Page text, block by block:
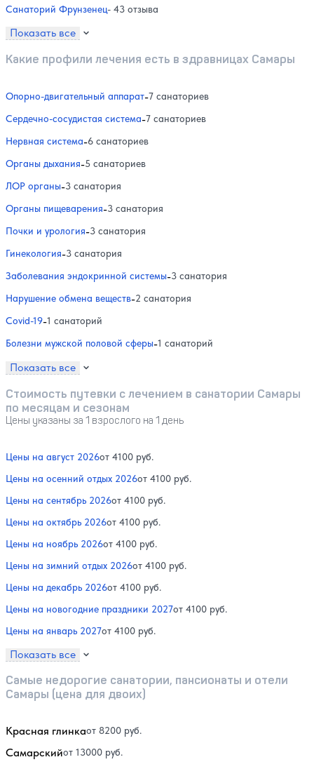
Санаторий Фрунзенец- 43 отзыва
Показать все
Какие профили лечения есть в здравницах Самары
Опорно-двигательный аппарат-7 санаториев
Сердечно-сосудистая система-7 санаториев
Нервная система-6 санаториев
Органы дыхания-5 санаториев
ЛОР органы-3 санатория
Органы пищеварения-3 санатория
Почки и урология-3 санатория
Гинекология-3 санатория
Заболевания эндокринной системы-3 санатория
Нарушение обмена веществ-2 санатория
Covid-19-1 санаторий
Болезни мужской половой сферы-1 санаторий
Показать все
Стоимость путевки с лечением в санатории Самары
по месяцам и сезонам
Цены указаны за 1 взрослого на 1 день
Цены на август 2026от 4100 руб.
Цены на осенний отдых 2026от 4100 руб.
Цены на сентябрь 2026от 4100 руб.
Цены на октябрь 2026от 4100 руб.
Цены на ноябрь 2026от 4100 руб.
Цены на зимний отдых 2026от 4100 руб.
Цены на декабрь 2026от 4100 руб.
Цены на новогодние праздники 2027от 4100 руб.
Цены на январь 2027от 4100 руб.
Показать все
Самые недорогие санатории, пансионаты и отели
Самары (цена для двоих)
Красная глинкаот 8200 руб.
Самарскийот 13000 руб.